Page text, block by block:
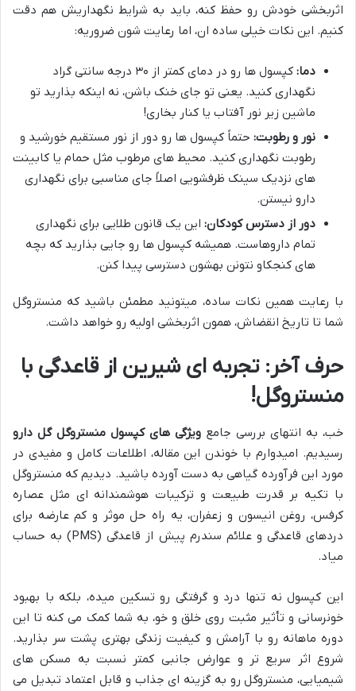
اثربخشی خودش رو حفظ کنه، باید به شرایط نگهداریش هم دقت
کنیم. این نکات خیلی ساده ان، اما رعایت شون ضروریه:
دما:
کپسول ها رو در دمای کمتر از ۳۰ درجه سانتی گراد
نگهداری کنید. یعنی تو جای خنک باشن، نه اینکه بذارید تو
ماشین زیر نور آفتاب یا کنار بخاری!
نور و رطوبت: حتماً کپسول ها رو دور از نور مستقیم خورشید و
رطوبت نگهداری کنید. محیط های مرطوب مثل حمام یا کابینت
های نزدیک سینک ظرفشویی اصلاً جای مناسبی برای نگهداری
دارو نیستن.
دور از دسترس کودکان: این یک قانون طلایی برای نگهداری
تمام داروهاست. همیشه کپسول ها رو جایی بذارید که بچه
های کنجکاو نتونن بهشون دسترسی پیدا کنن.
با رعایت همین نکات ساده، میتونید مطمئن باشید که منستروگل
شما تا تاریخ انقضاش، همون اثربخشی اولیه رو خواهد داشت.
حرف آخر: تجربه ای شیرین از قاعدگی با
منستروگل!
خب، به انتهای بررسی جامع ویژگی های کپسول منستروگل گل دارو
رسیدیم. امیدوارم با خوندن این مقاله، اطلاعات کامل و مفیدی در
مورد این فرآورده گیاهی به دست آورده باشید. دیدیم که منستروگل
با تکیه بر قدرت طبیعت و ترکیبات هوشمندانه ای مثل عصاره
کرفس، روغن انیسون و زعفران، یه راه حل موثر و کم عارضه برای
دردهای قاعدگی و علائم سندرم پیش از قاعدگی (PMS) به حساب
میاد.
این کپسول نه تنها درد و گرفتگی رو تسکین میده، بلکه با بهبود
خونرسانی و تأثیر مثبت روی خلق و خو، به شما کمک می کنه تا این
دوره ماهانه رو با آرامش و کیفیت زندگی بهتری پشت سر بذارید.
شروع اثر سریع تر و عوارض جانبی کمتر نسبت به مسکن های
شیمیایی، منستروگل رو به گزینه ای جذاب و قابل اعتماد تبدیل می